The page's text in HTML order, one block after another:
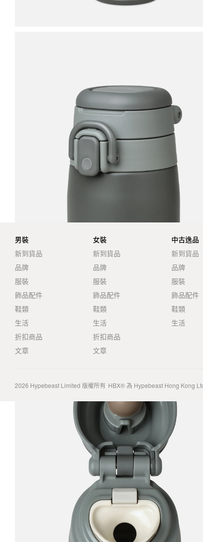
男裝
新到貨品
品牌
服裝
飾品配件
鞋類
生活
折扣商品
文章
女裝
新到貨品
品牌
服裝
飾品配件
鞋類
生活
折扣商品
文章
中古逸品
新到貨品
品牌
服裝
飾品配件
鞋類
生活
2026 Hypebeast Limited 版權所有 HBX® 為 Hypebeast Hong Kong